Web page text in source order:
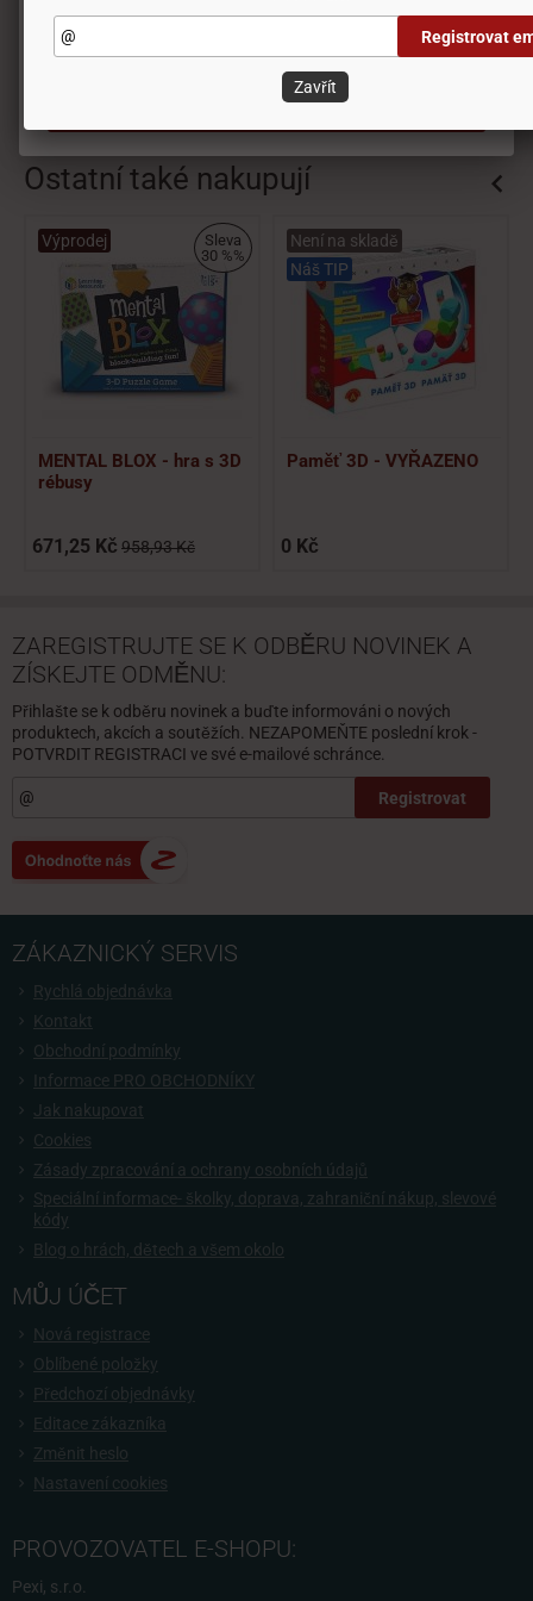
Doporučit výrobek
Ostatní také nakupují
Sleva
30 %%
Výprodej
MENTAL BLOX - hra s 3D
rébusy
671,25 Kč 958,93 Kč
Není na skladě
Náš TIP
Paměť 3D - VYŘAZENO
0 Kč
ZAREGISTRUJTE SE K ODBĚRU NOVINEK A
ZÍSKEJTE ODMĚNU:
Přihlašte se k odběru novinek a buďte informováni o nových
produktech, akcích a soutěžích. NEZAPOMEŇTE poslední krok -
POTVRDIT REGISTRACI ve své e-mailové schránce.
Registrovat
ZÁKAZNICKÝ SERVIS
Rychlá objednávka
Kontakt
Obchodní podmínky
Informace PRO OBCHODNÍKY
Jak nakupovat
Cookies
Zásady zpracování a ochrany osobních údajů
Speciální informace- školky, doprava, zahraniční nákup, slevové
kódy
Blog o hrách, dětech a všem okolo
MŮJ ÚČET
Nová registrace
Oblíbené položky
Předchozí objednávky
Editace zákazníka
Změnit heslo
Nastavení cookies
PROVOZOVATEL E-SHOPU:
Pexi, s.r.o.
Odmítnout vše
Přijmout všechny cookies
Registrovat
Zavřít